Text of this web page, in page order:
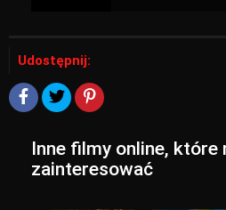
Udostępnij:
Inne filmy online, które
zainteresować